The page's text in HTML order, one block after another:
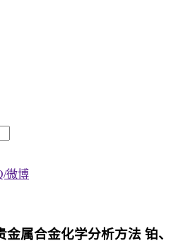
微博
金属合金化学分析方法 铂、